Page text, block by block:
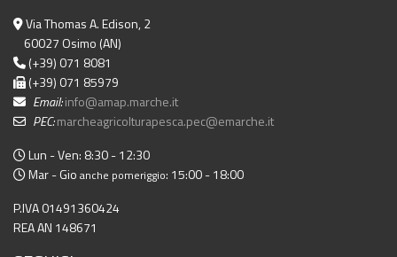
Via Thomas A. Edison, 2
60027 Osimo (AN)
(+39) 071 8081
(+39) 071 85979
Email:info@amap.marche.it
PEC:marcheagricolturapesca.pec@emarche.it
Lun - Ven: 8:30 - 12:30
Mar - Gio anche pomeriggio: 15:00 - 18:00
P.IVA 01491360424
REA AN 148671